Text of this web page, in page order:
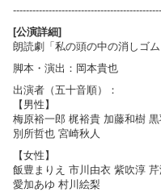
[公演詳細]
朗読劇「私の頭の中の消しゴム
脚本・演出：岡本貴也
出演者（五十音順）：
【男性】
梅原裕一郎 梶裕貴 加藤和樹
別所哲也 宮崎秋人
【女性】
飯豊まりえ 市川由衣 紫吹淳
愛加あゆ 村川絵梨